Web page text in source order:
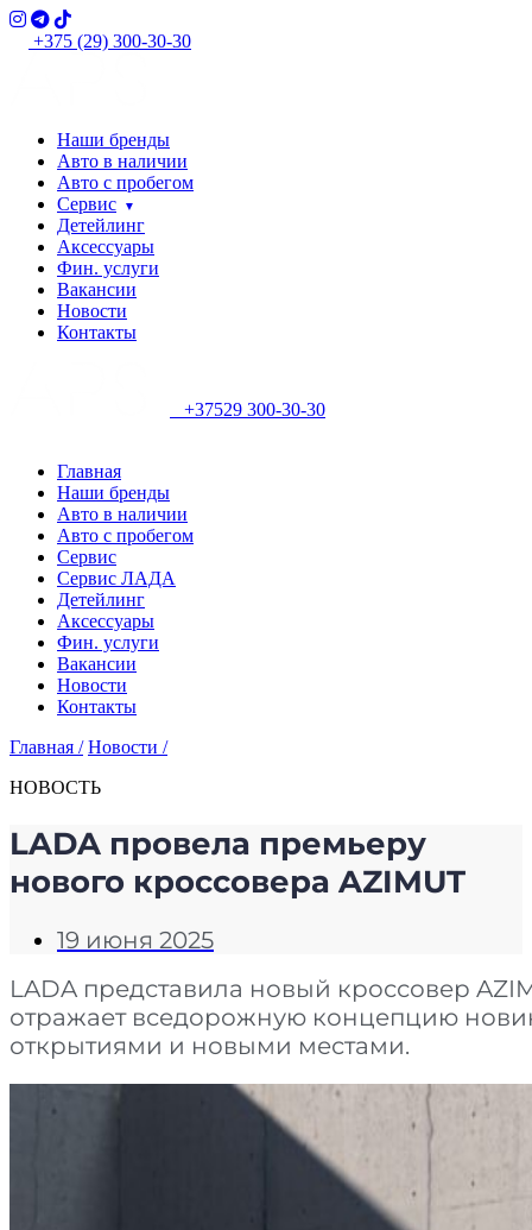
+375 (29) 300-30-30
Наши бренды
Авто в наличии
Авто с пробегом
Сервис
Детейлинг
Аксессуары
Фин. услуги
Вакансии
Новости
Контакты
+37529 300-30-30
Главная
Наши бренды
Авто в наличии
Авто с пробегом
Сервис
Сервис ЛАДА
Детейлинг
Аксессуары
Фин. услуги
Вакансии
Новости
Контакты
Главная / Новости /
НОВОСТЬ
LADA провела премьеру
нового кроссовера AZIMUT
19 июня 2025
LADA представила новый кроссовер
отражает вседорожную концепцию
открытиями и новыми местами.